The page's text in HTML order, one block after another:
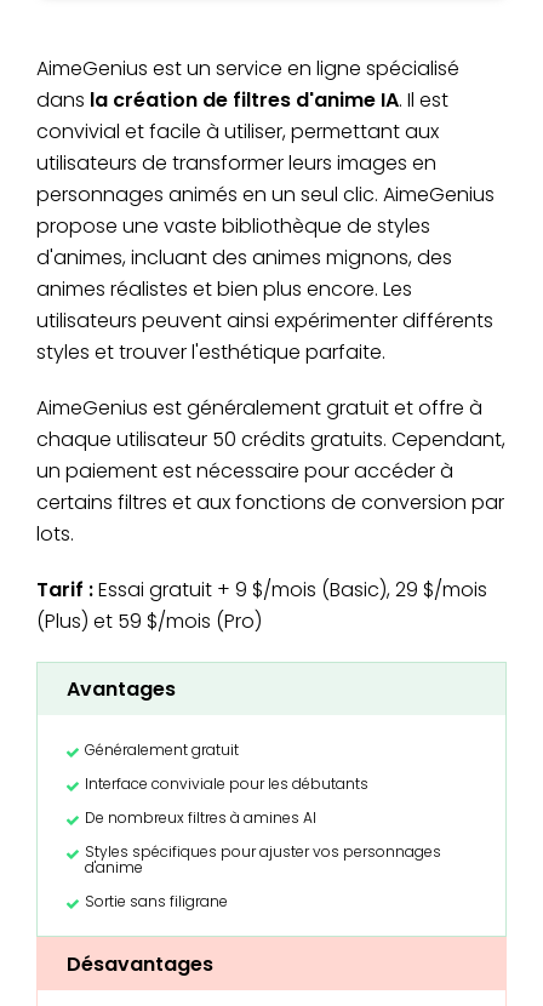
AimeGenius est un service en ligne spécialisé
dans la création de filtres d'anime IA. Il est
convivial et facile à utiliser, permettant aux
utilisateurs de transformer leurs images en
personnages animés en un seul clic. AimeGenius
propose une vaste bibliothèque de styles
d'animes, incluant des animes mignons, des
animes réalistes et bien plus encore. Les
utilisateurs peuvent ainsi expérimenter différents
styles et trouver l'esthétique parfaite.
AimeGenius est généralement gratuit et offre à
chaque utilisateur 50 crédits gratuits. Cependant,
un paiement est nécessaire pour accéder à
certains filtres et aux fonctions de conversion par
lots.
Tarif :Essai gratuit + 9 $/mois (Basic), 29 $/mois
(Plus) et 59 $/mois (Pro)
Avantages
Généralement gratuit
Interface conviviale pour les débutants
De nombreux filtres à amines AI
Styles spécifiques pour ajuster vos personnages
d'anime
Sortie sans filigrane
Désavantages